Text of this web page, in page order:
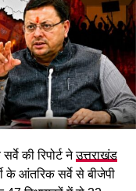
में चार आरोपी
इलाके में चरम पर
की रिपोर्ट नेउत्तराखंड
के आंतरिक सर्वे से बीजेपी